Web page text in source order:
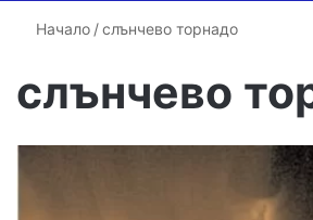
Начало /слънчево торнадо
слънчево